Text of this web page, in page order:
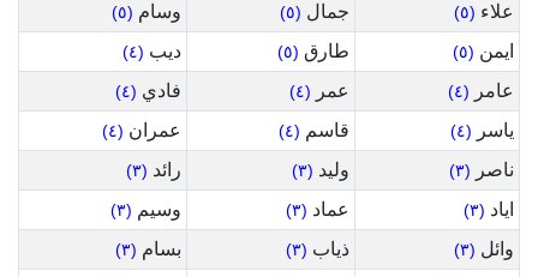
علاء (٥) جمال (٥) وسام (٥)
ايمن (٥) طارق (٥) ديب (٤)
عامر (٤) عمر (٤) فادي (٤)
ياسر (٤) قاسم (٤) عمران (٤)
ناصر (٣) وليد (٣) رائد (٣)
اياد (٣) عماد (٣) وسيم (٣)
وائل (٣) ذياب (٣) بسام (٣)